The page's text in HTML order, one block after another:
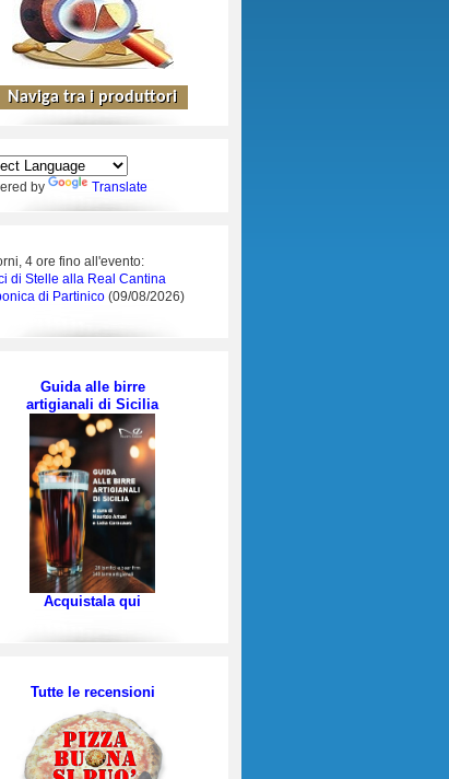
by Translate
4 ore fino all'evento:
di Stelle alla Real Cantina
di Partinico (09/08/2026)
Guida alle birre
artigianali di Sicilia
Acquistala qui
Tutte le recensioni